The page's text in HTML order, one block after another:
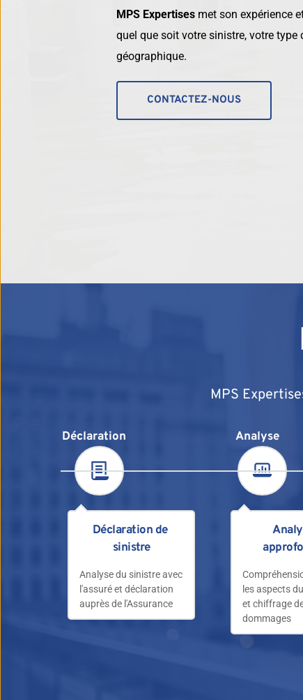
MPS Expertises met son expérience
quel que soit votre sinistre, votre
géographique.
CONTACTEZ-NOUS
MPS
Déclaration
Déclaration de
sinistre
Analyse du sinistre avec
l'assuré et déclaration
auprès de l'Assurance
Analyse
les aspects
et chiffrage
dommages